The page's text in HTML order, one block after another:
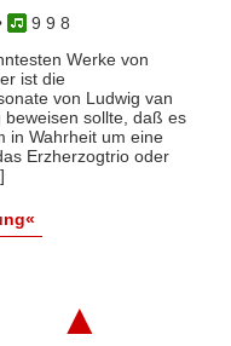
9 9 8
Werke von
ist die
von Ludwig van
sollte, daß es
in Wahrheit um eine
Erzherzogtrio oder
▲